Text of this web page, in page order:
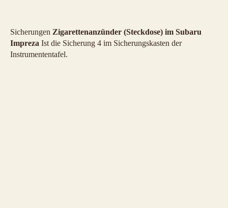
Sicherungen Zigarettenanzünder (Steckdose) im Subaru
Impreza Ist die Sicherung 4 im Sicherungskasten der
Instrumententafel.